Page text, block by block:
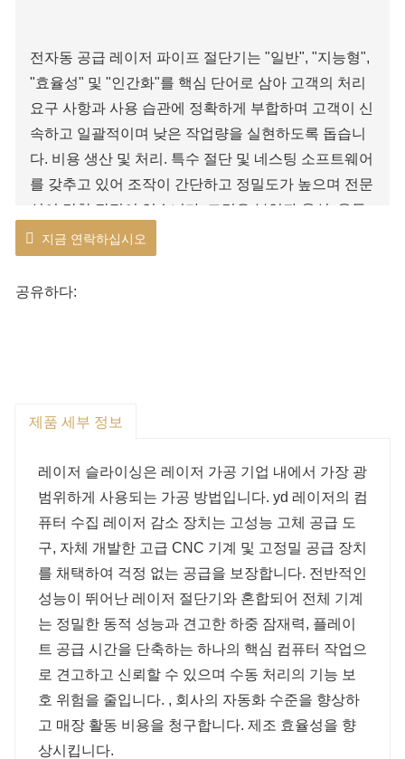
전자동 공급 레이저 파이프 절단기는 "일반", "지능형",
"효율성" 및 "인간화"를 핵심 단어로 삼아 고객의 처리
요구 사항과 사용 습관에 정확하게 부합하며 고객이 신
속하고 일괄적이며 낮은 작업량을 실현하도록 돕습니
다. 비용 생산 및 처리. 특수 절단 및 네스팅 소프트웨어
를 갖추고 있어 조작이 간단하고 정밀도가 높으며 전문
성이 강한 장점이 있습니다. 그것은 부엌과 욕실, 운동
기구, 보관 선반, 텐트, 태양 우산, 자동차 부품, 석유 파
이프라인, 화학 장비 및 기타 산업에서 널리 사용됩니
다. 탄소강관, 스테인레스강관, 사각관, 채널강, H강 등
지금 연락하십시오
공유하다:
제품 세부 정보
레이저 슬라이싱은 레이저 가공 기업 내에서 가장 광
범위하게 사용되는 가공 방법입니다. yd 레이저의 컴
퓨터 수집 레이저 감소 장치는 고성능 고체 공급 도
구, 자체 개발한 고급 CNC 기계 및 고정밀 공급 장치
를 채택하여 걱정 없는 공급을 보장합니다. 전반적인
성능이 뛰어난 레이저 절단기와 혼합되어 전체 기계
는 정밀한 동적 성능과 견고한 하중 잠재력, 플레이
트 공급 시간을 단축하는 하나의 핵심 컴퓨터 작업으
로 견고하고 신뢰할 수 있으며 수동 처리의 기능 보
호 위험을 줄입니다. , 회사의 자동화 수준을 향상하
고 매장 활동 비용을 청구합니다. 제조 효율성을 향
상시킵니다.